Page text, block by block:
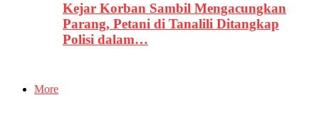
Kejar Korban Sambil Mengacungkan
Parang, Petani di Tanalili Ditangkap
Polisi dalam…
More